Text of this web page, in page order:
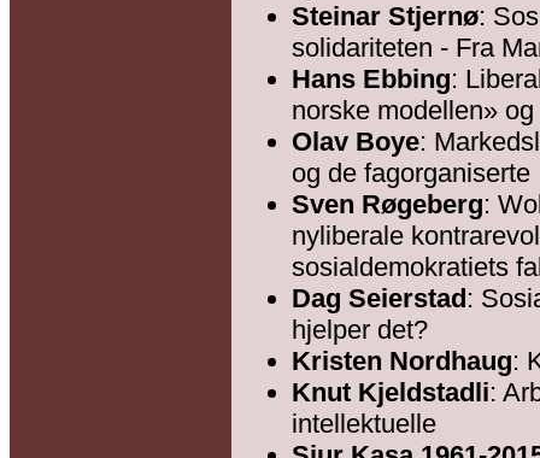
Steinar Stjernø:
solidariteten - Fra
Hans Ebbing:
norske modellen»
Olav Boye:
og de fagorganiserte
Sven Røgeberg:
nyliberale
sosialdemokratiets
Dag Seierstad :
hjelper det?
Kristen Nordhaug:
Knut Kjeldstadli:
intellektuelle